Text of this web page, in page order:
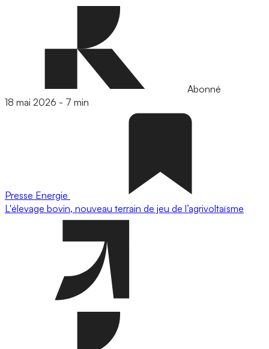
Abonné
18 mai 2026 - 7 min
Presse Energie
L'élevage bovin, nouveau terrain de jeu de l’agrivoltaïsme